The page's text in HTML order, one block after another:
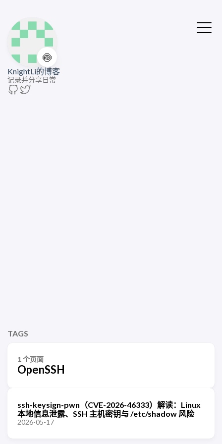
🍥
KnightLi的博客
记录并分享日常
TAGS
1 个页面
OpenSSH
ssh-keysign-pwn（CVE-2026-46333）解读：Linux
本地信息泄露、SSH 主机密钥与 /etc/shadow 风险
2026-05-17